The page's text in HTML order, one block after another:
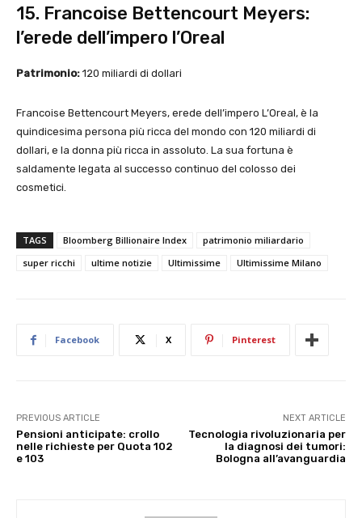
15. Francoise Bettencourt Meyers:
l’erede dell’impero l’Oreal
Patrimonio: 120 miliardi di dollari
Francoise Bettencourt Meyers, erede dell’impero L’Oreal, è la
quindicesima persona più ricca del mondo con 120 miliardi di
dollari, e la donna più ricca in assoluto. La sua fortuna è
saldamente legata al successo continuo del colosso dei
cosmetici.
TAGS Bloomberg Billionaire Index
patrimonio miliardario
super ricchi
ultime notizie Ultimissime Ultimissime Milano
Facebook X Pinterest
PREVIOUS ARTICLE
Pensioni anticipate: crollo
nelle richieste per Quota 102
e 103
NEXT ARTICLE
Tecnologia rivoluzionaria per
la diagnosi dei tumori:
Bologna all’avanguardia